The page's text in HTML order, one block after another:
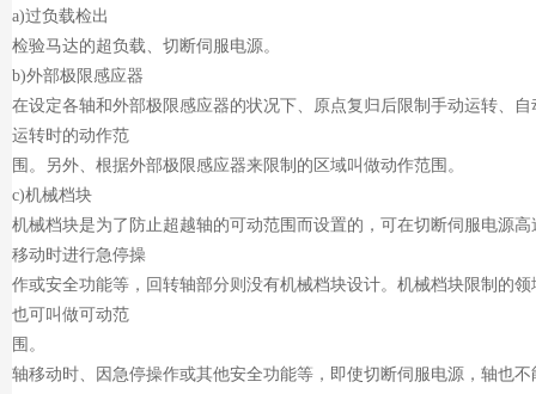
a)过负载检出
检验马达的超负载、切断伺服电源。
b)外部极限感应器
在设定各轴和外部极限感应器的状况下、原点复归后限制手动运转、自
运转时的动作范
围。另外、根据外部极限感应器来限制的区域叫做动作范围。
c)机械档块
机械档块是为了防止超越轴的可动范围而设置的，可在切断伺服电源高
移动时进行急停操
作或安全功能等，回转轴部分则没有机械档块设计。机械档块限制的领
也可叫做可动范
围。
轴移动时、因急停操作或其他安全功能等，即使切断伺服电源，轴也不